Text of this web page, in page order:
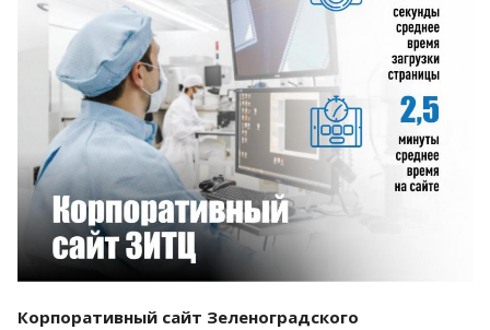
Смотреть проект
Корпоративный сайт Зеленоградского